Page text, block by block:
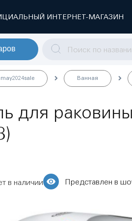
ИНТЕРНЕТ-МАГАЗИН
may2024sale Ванная
для
Представлен в
в наличии